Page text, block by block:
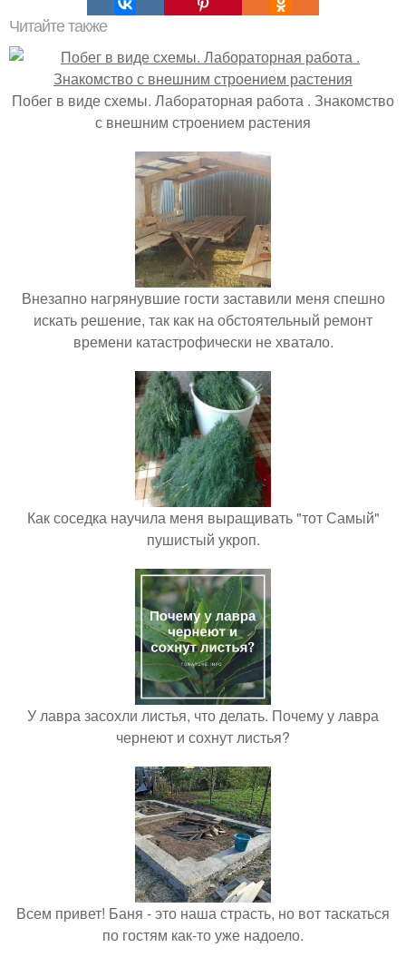
Читайте также
Побег в виде схемы. Лабораторная работа . Знакомство
с внешним строением растения
Внезапно нагрянувшие гости заставили меня спешно
искать решение, так как на обстоятельный ремонт
времени катастрофически не хватало.
Как соседка научила меня выращивать "тот Самый"
пушистый укроп.
У лавра засохли листья, что делать. Почему у лавра
чернеют и сохнут листья?
Всем привет! Баня - это наша страсть, но вот таскаться
по гостям как-то уже надоело.